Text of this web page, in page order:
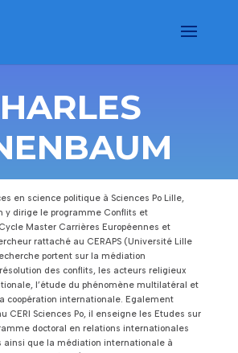
en science politique à Sciences Po Lille,
y dirige le programme Conflits et
Master Carrières Européennes et
rattaché au CERAPS (Université Lille
portent sur la médiation
des conflits, les acteurs religieux
l’étude du phénomène multilatéral et
coopération internationale. Egalement
CERI Sciences Po, il enseigne les Etudes sur
doctoral en relations internationales
ainsi que la médiation internationale à